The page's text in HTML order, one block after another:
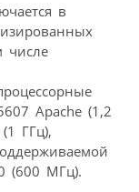
в
числе
Apache (1,2
ГГц),
(600 МГц).